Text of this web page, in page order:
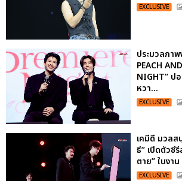
EXCLUSIVE
ประมวลภา
PEACH
NIGHT” ป
หวา...
EXCLUSIVE
เคมีดี มวลส
ธี” เปิดตัวซี
ตาย” ในงา
EXCLUSIVE